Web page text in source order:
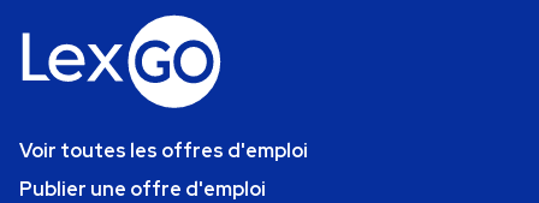
Voir toutes les offres d'emploi
Publier une offre d'emploi